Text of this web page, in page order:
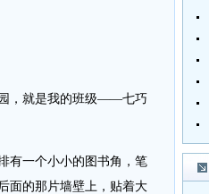
，就是我的班级——七巧
一个小小的图书角，笔
面的那片墙壁上，贴着大